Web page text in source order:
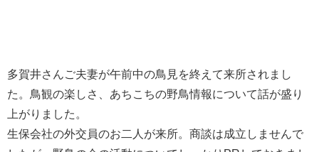
多賀井さんご夫妻が午前中の鳥見を終えて来所されまし
た。鳥観の楽しさ、あちこちの野鳥情報について話が盛り
上がりました。
生保会社の外交員のお二人が来所。商談は成立しませんで